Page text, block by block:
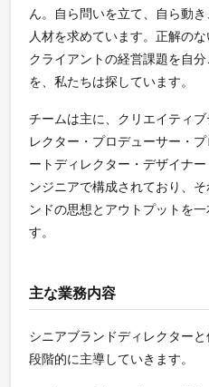
ん。自ら問いを立て、自ら動
人材を求めています。正解の
クライアントの経営課題を自
を、私たちは探しています。
チームは主に、クリエイティ
レクター・プロデューサー・
ートディレクター・デザイナ
ンジニアで構成されており、
ンドの思想とアウトプットを
す。
主な業務内容
シニアブランドディレクター
段階的に主導していきます。